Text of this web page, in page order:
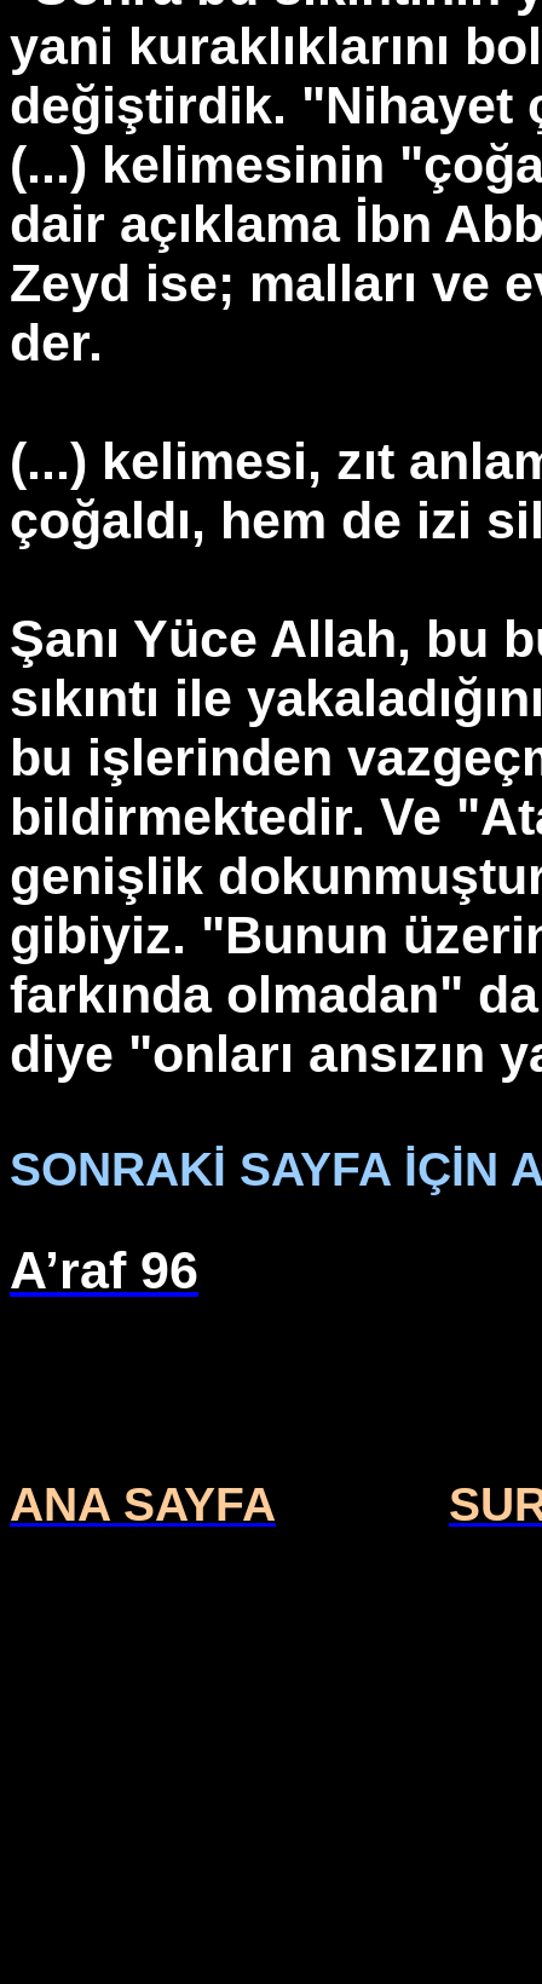
yani kuraklıklarını
değiştirdik. "Nihayet
(...) kelimesinin
dair açıklama İbn
Zeyd ise; malları ve
der.
(...) kelimesi, zıt
çoğaldı, hem de izi
Şanı Yüce Allah, bu
sıkıntı ile
bu işlerinden
bildirmektedir. Ve
genişlik
gibiyiz. "Bunun
farkında olmadan"
diye "onları ansızın
SONRAKİ SAYFA İÇİN
A’raf 96
ANA SAYFA